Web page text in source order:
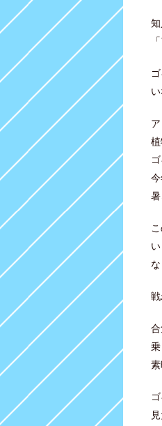
暑
戦
素